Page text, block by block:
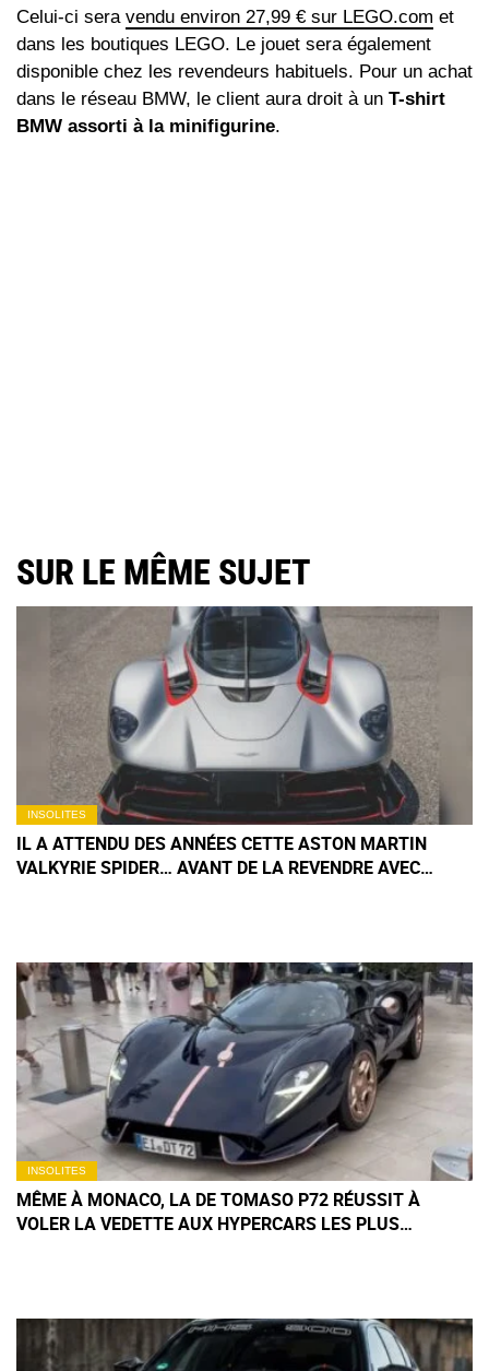
Celui-ci sera vendu environ 27,99 € sur LEGO.com et
dans les boutiques LEGO. Le jouet sera également
disponible chez les revendeurs habituels. Pour un achat
dans le réseau BMW, le client aura droit à un T-shirt
BMW assorti à la minifigurine.
SUR LE MÊME SUJET
INSOLITES
IL A ATTENDU DES ANNÉES CETTE ASTON MARTIN
VALKYRIE SPIDER… AVANT DE LA REVENDRE AVEC
INSOLITES
MÊME À MONACO, LA DE TOMASO P72 RÉUSSIT À
VOLER LA VEDETTE AUX HYPERCARS LES PLUS